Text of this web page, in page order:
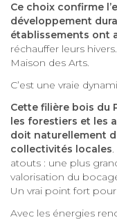
Ce choix confirme
développement
établissements ont
réchauffer leurs
Maison des Arts.
C’est une vraie
Cette filière bois du
les forestiers et les
doit naturellement
collectivités locales
atouts : une plus
valorisation du
Un vrai point fort
Avec les énergies